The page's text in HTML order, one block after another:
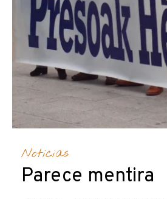
Noticias
Parece mentira